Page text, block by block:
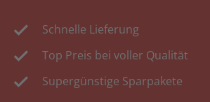
Schnelle Lieferung
Top Preis bei voller Qualität
Supergünstige Sparpakete